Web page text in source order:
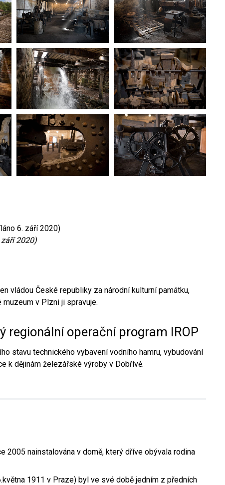
6. září 2020)
2020)
vládou České republiky za národní kulturní památku,
v Plzni ji spravuje.
regionální operační program IROP
stavu technického vybavení vodního hamru, vybudování
k dějinám železářské výroby v Dobřívě.
2005 nainstalována v domě, který dříve obývala rodina
1911 v Praze) byl ve své době jedním z předních